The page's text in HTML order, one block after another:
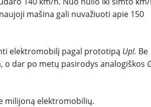
PATARIMAI
mašina gali nuvažiuoti apie 150
elektromobilį pagal prototipą Up!. Be
o dar po metų pasirodys analogiškos
milijoną elektromobilių.